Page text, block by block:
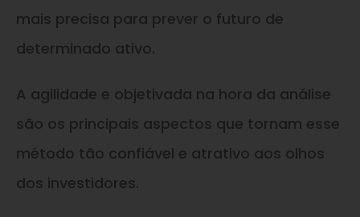
mais precisa para prever o futuro de
determinado ativo.
A agilidade e objetivada na hora da análise
são os principais aspectos que tornam esse
método tão confiável e atrativo aos olhos
dos investidores.